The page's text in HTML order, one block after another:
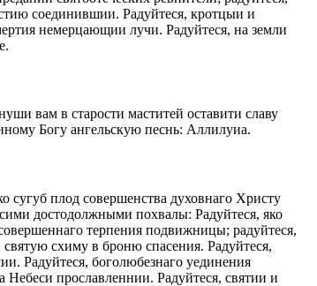
соединившии. Радуйтеся, кротцыи и
немерцающии лучи. Радуйтеся, на земли
вам в старости маститей оставити славу
Богу ангельскую песнь: Аллилуиа.
плод совершенства духовнаго Христу
достодолжными похвалы: Радуйтеся, яко
терпения подвижницы; радуйтеся,
схиму в броню спасения. Радуйтеся,
Радуйтеся, боголюбезнаго уединения
прославленнии. Радуйтеся, святии и